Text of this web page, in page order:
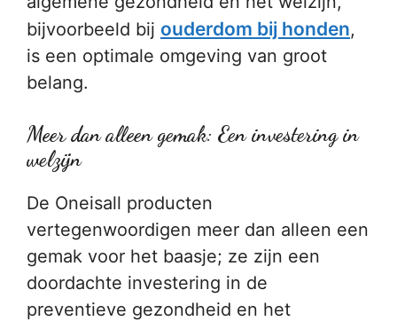
bijvoorbeeld bij ouderdom bij honden,
is een optimale omgeving van groot
belang.
Meer dan alleen gemak: Een investering in
welzijn
De Oneisall producten
vertegenwoordigen meer dan alleen een
gemak voor het baasje; ze zijn een
doordachte investering in de
preventieve gezondheid en het